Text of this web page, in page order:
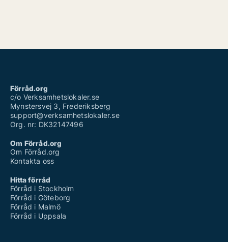
Förråd.org
c/o Verksamhetslokaler.se
Mynstersvej 3, Frederiksberg
support@verksamhetslokaler.se
Org. nr: DK32147496
Om Förråd.org
Om Förråd.org
Kontakta oss
Hitta förråd
Förråd i Stockholm
Förråd i Göteborg
Förråd i Malmö
Förråd i Uppsala